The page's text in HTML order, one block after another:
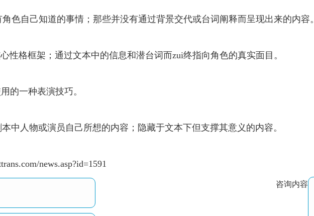
色自己知道的事情；那些并没有通过背景交代或台词阐释而呈现出来的内容。
性格框架；通过文本中的信息和潜台词而zui终指向角色的真实面目。
的一种表演技巧。
中人物或演员自己所想的内容；隐藏于文本下但支撑其意义的内容。
news.asp?id=1591
咨询内容